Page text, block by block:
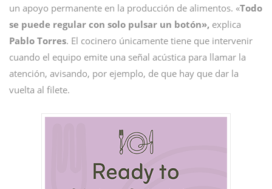
un apoyo permanente en la producción de alimentos. «Todo
se puede regular con solo pulsar un botón», explica
Pablo Torres. El cocinero únicamente tiene que intervenir
cuando el equipo emite una señal acústica para llamar la
atención, avisando, por ejemplo, de que hay que dar la
vuelta al filete.